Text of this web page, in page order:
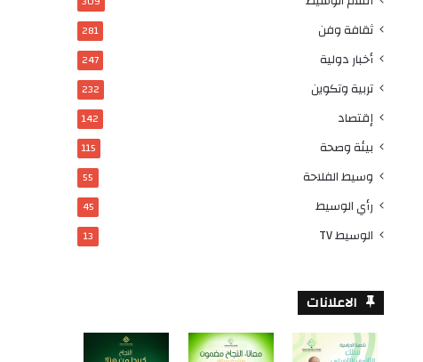
ثقافة وفن 281
أخبار دولية 247
تربية وتكوين 232
إقتصاد 142
بيئة وصحة 115
وسيط الفلاحة 55
رأي الوسيط 45
الوسيط TV 13
الاعلانات